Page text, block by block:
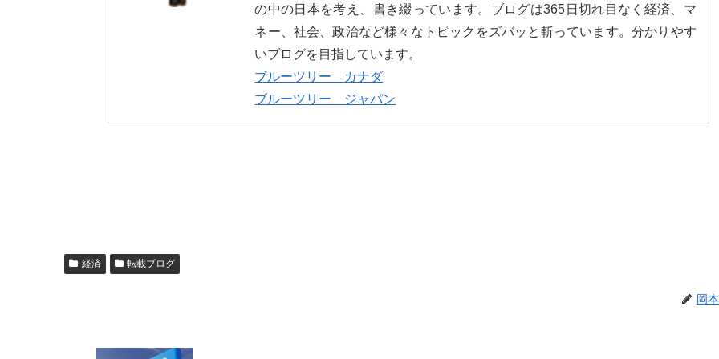
の中の日本を考え、書き綴っています。ブログは365日切れ目なく経済、マ
ネー、社会、政治など様々なトピックをズバッと斬っています。分かりやす
いブログを目指しています。
ブルーツリー カナダ
ブルーツリー ジャパン
経済 転載ブログ
岡